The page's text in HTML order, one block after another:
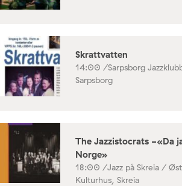
Skrattvatten
14:00 /Sarpsborg
Sarpsborg
The Jazzistocrats -«Da
Norge»
18:00 /Jazz på Skreia /
Kulturhus, Skreia